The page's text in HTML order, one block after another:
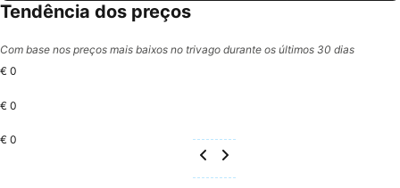
Tendência dos preços
Com base nos preços mais baixos no trivago durante os últimos 30 dias
€ 0
€ 0
€ 0